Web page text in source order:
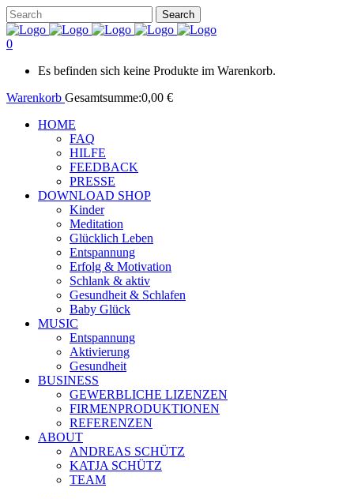
0
Es befinden sich keine Produkte im Warenkorb.
Warenkorb Gesamtsumme:0,00 €
HOME
FAQ
HILFE
FEEDBACK
PRESSE
DOWNLOAD SHOP
Kinder
Meditation
Glücklich Leben
Entspannung
Erfolg & Motivation
Schlank & aktiv
Gesundheit & Schlafen
Baby Glück
MUSIC
Entspannung
Aktivierung
Gesundheit
BUSINESS
GEWERBLICHE LIZENZEN
FIRMENPRODUKTIONEN
REFERENZEN
ABOUT
ANDREAS SCHÜTZ
KATJA SCHÜTZ
TEAM